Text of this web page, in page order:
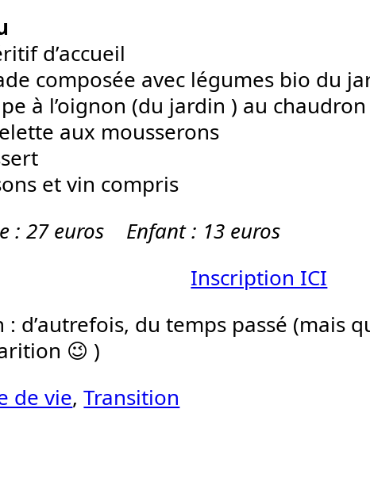
d’accueil
composée avec légumes bio du
à l’oignon (du jardin ) au chaudron
aux mousserons
et vin compris
: 27 euros Enfant : 13 euros
Inscription ICI
: d’autrefois, du temps passé (mais
😉 )
de vie, Transition